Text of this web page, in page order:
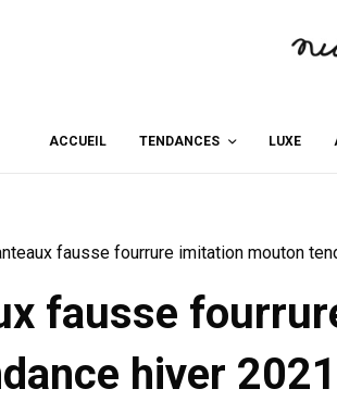
ACCUEIL TENDANCES LUXE
fausse fourrure imitation mouton
fausse
hiver